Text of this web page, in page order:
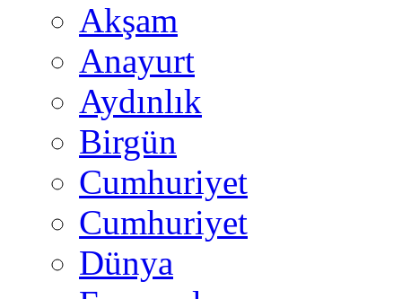
Akşam
Anayurt
Aydınlık
Birgün
Cumhuriyet
Cumhuriyet
Dünya